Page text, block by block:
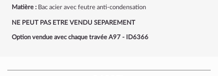
Matière : Bac acier avec feutre anti-condensation
NE PEUT PAS ETRE VENDU SEPAREMENT
Option vendue avec chaque travée A97 - ID6366